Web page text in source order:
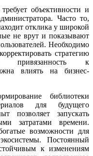
объективности и
Часто то,
отклика у широкой
не врут и показывают
Необходимо
стратегию
привязанность к
влиять на бизнес-
библиотеки
для будущего
позволяет запускать
затратами времени.
возможности для
Постоянный
к изменениям